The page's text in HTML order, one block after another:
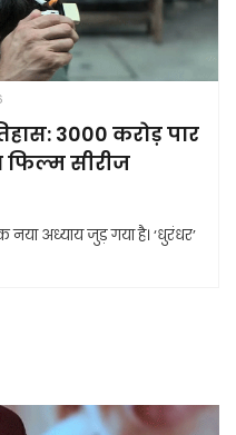
3000 करोड़ पार
फिल्म सीरीज
अध्याय जुड़ गया है। ‘धुरंधर’